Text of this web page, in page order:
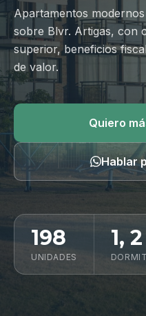
Ubicación
Contacto
Hablar
Apartamentos
sobre Blvr. Artigas, con
superior, beneficios
de valor.
Quiero
Hablar
198
UNIDADES
1,